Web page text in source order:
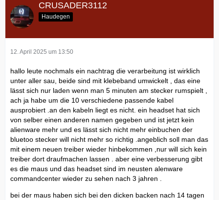
CRUSADER3112
Haudegen
12. April 2025 um 13:50
hallo leute nochmals ein nachtrag die verarbeitung ist wirklich
unter aller sau, beide sind mit klebeband umwickelt , das eine
lässt sich nur laden wenn man 5 minuten am stecker rumspielt ,
ach ja habe um die 10 verschiedene passende kabel
ausprobiert .an den kabeln liegt es nicht. ein headset hat sich
von selber einen anderen namen gegeben und ist jetzt kein
alienware mehr und es lässt sich nicht mehr einbuchen der
bluetoo stecker will nicht mehr so richtig .angeblich soll man das
mit einem neuen treiber wieder hinbekommen ,nur will sich kein
treiber dort draufmachen lassen . aber eine verbesserung gibt
es die maus und das headset sind im neusten alenware
commandcenter wieder zu sehen nach 3 jahren .
bei der maus haben sich bei den dicken backen nach 14 tagen